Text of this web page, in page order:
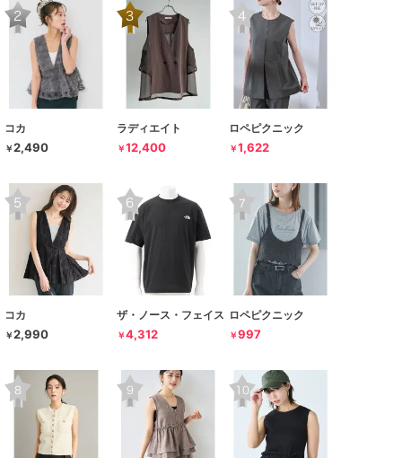
コカ
￥2,490
ラディエイト
￥12,400
ロペピクニック
￥1,622
コカ
￥2,990
ザ・ノース・フェイス
￥4,312
ロペピクニック
￥997